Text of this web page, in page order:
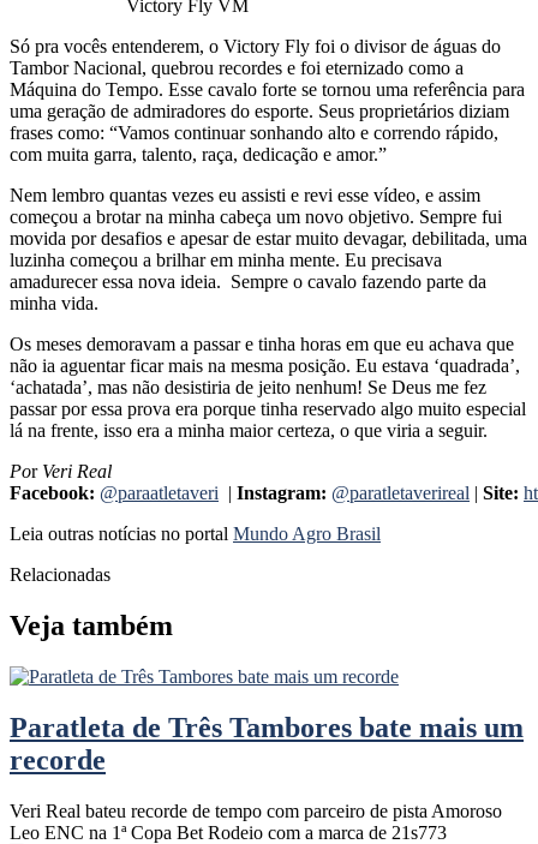
Victory Fly VM
Só pra vocês entenderem, o Victory Fly foi o divisor de águas do
Tambor Nacional, quebrou recordes e foi eternizado como a
Máquina do Tempo. Esse cavalo forte se tornou uma referência para
uma geração de admiradores do esporte. Seus proprietários diziam
frases como: “Vamos continuar sonhando alto e correndo rápido,
com muita garra, talento, raça, dedicação e amor.”
Nem lembro quantas vezes eu assisti e revi esse vídeo, e assim
começou a brotar na minha cabeça um novo objetivo. Sempre fui
movida por desafios e apesar de estar muito devagar, debilitada, uma
luzinha começou a brilhar em minha mente. Eu precisava
amadurecer essa nova ideia. Sempre o cavalo fazendo parte da
minha vida.
Os meses demoravam a passar e tinha horas em que eu achava que
não ia aguentar ficar mais na mesma posição. Eu estava ‘quadrada’,
‘achatada’, mas não desistiria de jeito nenhum! Se Deus me fez
passar por essa prova era porque tinha reservado algo muito especial
lá na frente, isso era a minha maior certeza, o que viria a seguir.
Por Veri Real
Facebook: @paraatletaveri | Instagram: @paratletaverireal | Site:
Leia outras notícias no portal Mundo Agro Brasil
Relacionadas
Veja também
Paratleta de Três Tambores bate mais um
recorde
Veri Real bateu recorde de tempo com parceiro de pista Amoroso
Leo ENC na 1ª Copa Bet Rodeio com a marca de 21s773